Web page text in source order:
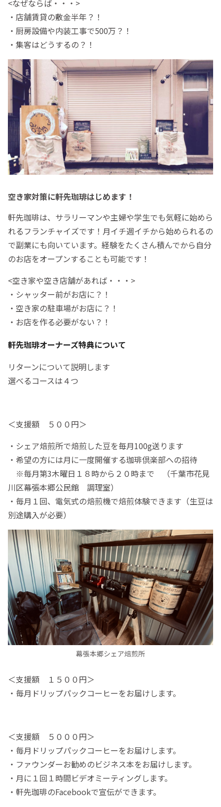
<なぜならば・・・>
・店舗賃貸の敷金半年？！
・厨房設備や内装工事で500万？！
・集客はどうするの？！
空き家対策に軒先珈琲はじめます！
軒先珈琲は、サラリーマンや主婦や学生でも気軽に始めら
れるフランチャイズです！月イチ週イチから始められるの
で副業にも向いています。経験をたくさん積んでから自分
のお店をオープンすることも可能です！
<空き家や空き店舗があれば・・・>
・シャッター前がお店に？！
・空き家の駐車場がお店に？！
・お店を作る必要がない？！
軒先珈琲オーナーズ特典について
リターンについて説明します
選べるコースは４つ
＜支援額 ５００円＞
・シェア焙煎所で焙煎した豆を毎月100g送ります
・希望の方には月に一度開催する珈琲倶楽部への招待
※毎月第3木曜日１８時から２０時まで （千葉市花見
川区幕張本郷公民館 調理室）
・毎月１回、電気式の焙煎機で焙煎体験できます（生豆は
別途購入が必要）
幕張本郷シェア焙煎所
＜支援額 １５００円＞
・毎月ドリップパックコーヒーをお届けします。
＜支援額 ５０００円＞
・毎月ドリップパックコーヒーをお届けします。
・ファウンダーお勧めのビジネス本をお届けします。
・月に１回１時間ビデオミーティングします。
・軒先珈琲のFacebookで宣伝ができます。